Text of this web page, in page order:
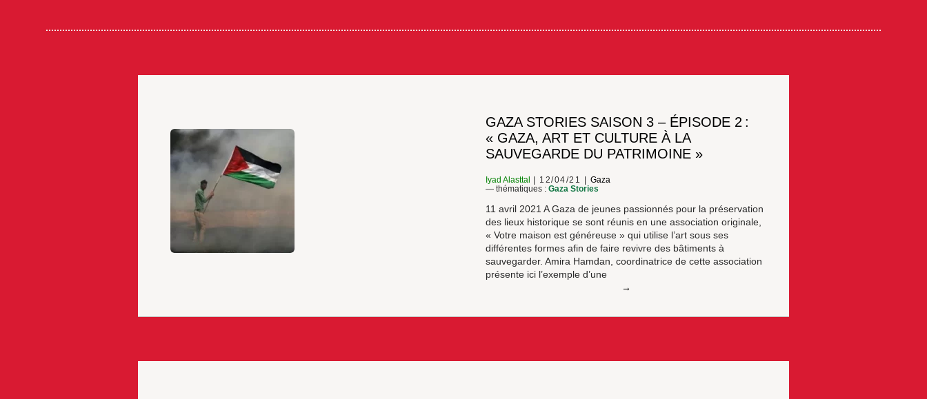
GAZA STORIES SAISON 3 – ÉPISODE 2 :
« GAZA, ART ET CULTURE À LA
SAUVEGARDE DU PATRIMOINE »
Iyad Alasttal 12/04/21
Gaza
— thématiques : Gaza Stories
11 avril 2021 A Gaza de jeunes passionnés pour la préservation
des lieux historique se sont réunis en une association originale,
« Votre maison est généreuse » qui utilise l’art sous ses
différentes formes afin de faire revivre des bâtiments à
sauvegarder. Amira Hamdan, coordinatrice de cette association
présente ici l’exemple d’une